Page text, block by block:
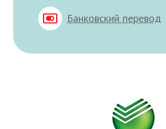
Банковский перевод